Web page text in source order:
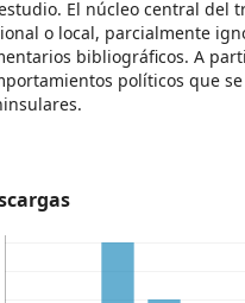
El núcleo central del
o local, parcialmente
bibliográficos. A
políticos que